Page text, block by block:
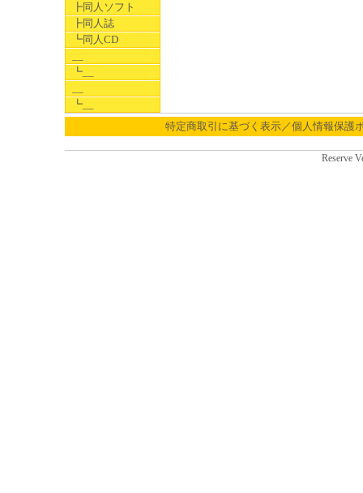
┣同人ソフト
┣同人誌
┗同人CD
┗__
┗__
特定商取引に基づく表示／個人情報保護
Reserve